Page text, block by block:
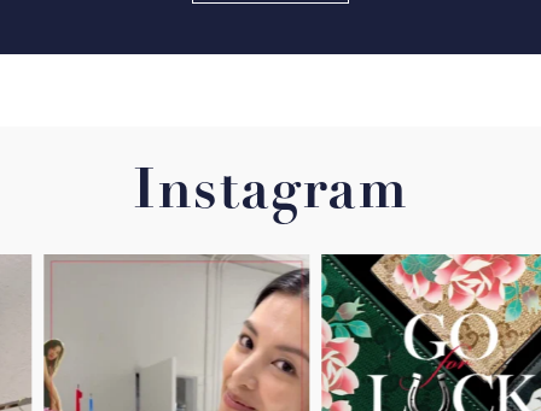
Instagram